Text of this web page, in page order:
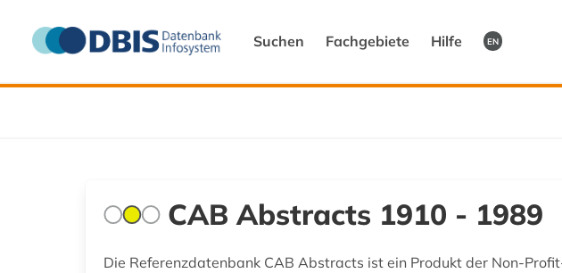
Suchen Fachgebiete Hilfe EN
CAB Abstracts 1910 - 1989
Die Referenzdatenbank CAB Abstracts ist ein Produkt der Non-